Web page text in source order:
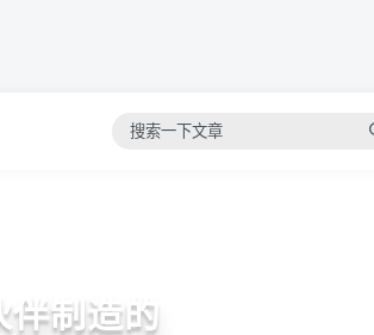
伴制造的